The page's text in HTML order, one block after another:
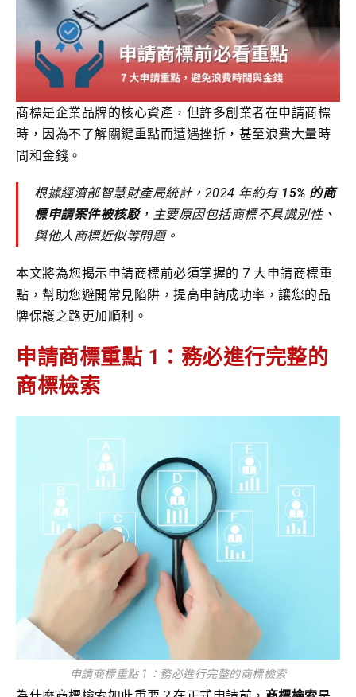
商標是企業品牌的核心資產，但許多創業者在申請商標
時，因為不了解關鍵重點而遭遇挫折，甚至浪費大量時
間和金錢。
根據經濟部智慧財產局統計，2024 年約有 15% 的商
標申請案件被核駁，主要原因包括商標不具識別性、
與他人商標近似等問題。
本文將為您揭示申請商標前必須掌握的 7 大申請商標重
點，幫助您避開常見陷阱，提高申請成功率，讓您的品
牌保護之路更加順利。
申請商標重點 1：務必進行完整的
商標檢索
申請商標重點 1：務必進行完整的商標檢索